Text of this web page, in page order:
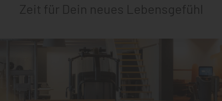
Zeit für Dein neues Lebensgefühl